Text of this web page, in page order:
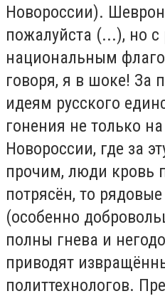
Новороссии).
пожалуйста (...), но с
национальным
говоря, я в шоке! За
идеям русского
гонения не только
Новороссии, где за
прочим, люди кровь
потрясён, то
(особенно
полны гнева и
приводят
политтехнологов.